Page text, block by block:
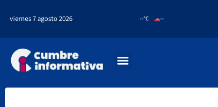
viernes 7 agosto 2026 --°C --